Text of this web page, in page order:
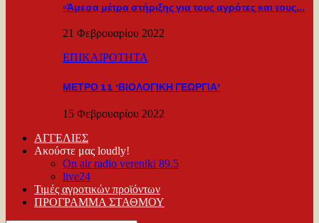
«Άμεσα μέτρα στήριξης για τους αγρότες και τους…
21 Φεβρουαρίου 2022
ΕΠΙΚΑΙΡΟΤΗΤΑ
ΜΕΤΡΟ 11 ‘ΒΙΟΛΟΓΙΚΗ ΓΕΩΡΓΙΑ’
15 Φεβρουαρίου 2022
ΑΓΓΕΛΙΕΣ
Ακούστε μας loudly!
On air radio vereniki 89.5
live24
Τιμές αγροτικών προϊόντων
ΠΡΟΓΡΑΜΜΑ ΣΤΑΘΜΟΥ